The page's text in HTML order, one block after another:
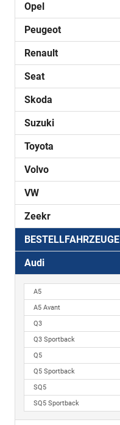
Opel
Peugeot
Renault
Seat
Skoda
Suzuki
Toyota
Volvo
VW
Zeekr
BESTELLFAHRZEUGE
Audi
A5
A5 Avant
Q3
Q3 Sportback
Q5
Q5 Sportback
SQ5
SQ5 Sportback